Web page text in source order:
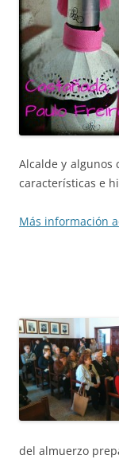
Alcalde y algunos
características e
Más información
del almuerzo